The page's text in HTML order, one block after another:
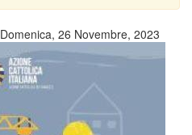
Domenica, 26 Novembre, 2023